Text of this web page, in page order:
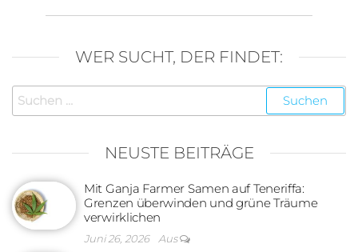
WER SUCHT, DER FINDET:
Suchen
nach:
NEUSTE BEITRÄGE
Mit Ganja Farmer Samen auf Teneriffa:
Grenzen überwinden und grüne Träume
verwirklichen
Juni 26, 2026 Aus